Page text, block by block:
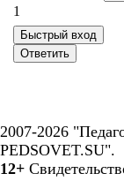
1
2007-2026
PEDSOVET.SU".
12+